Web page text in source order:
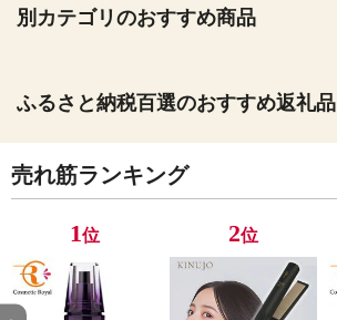
別カテゴリのおすすめ商品
ふるさと納税百選のおすすめ返礼品
売れ筋ランキング
1位 2位